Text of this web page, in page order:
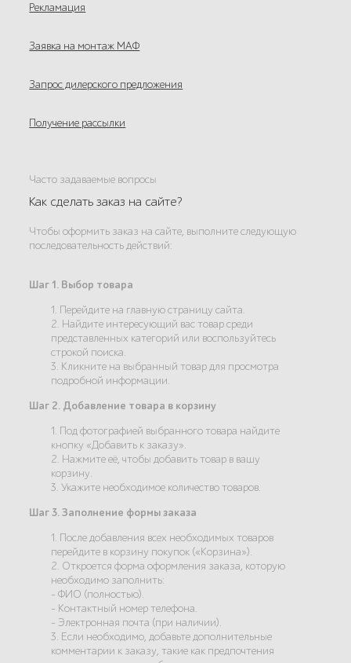
Рекламация
Заявка на монтаж МАФ
Запрос дилерского предложения
Получение рассылки
Часто задаваемые вопросы
Как сделать заказ на сайте?
Чтобы оформить заказ на сайте, выполните следующую
последовательность действий:
Шаг 1. Выбор товара
1. Перейдите на главную страницу сайта.
2. Найдите интересующий вас товар среди
представленных категорий или воспользуйтесь
строкой поиска.
3. Кликните на выбранный товар для просмотра
подробной информации.
Шаг 2. Добавление товара в корзину
1. Под фотографией выбранного товара найдите
кнопку «Добавить к заказу».
2. Нажмите её, чтобы добавить товар в вашу
корзину.
3. Укажите необходимое количество товаров.
Шаг 3. Заполнение формы заказа
1. После добавления всех необходимых товаров
перейдите в корзину покупок («Корзина»).
2. Откроется форма оформления заказа, которую
необходимо заполнить:
- ФИО (полностью).
- Контактный номер телефона.
- Электронная почта (при наличии).
3. Если необходимо, добавьте дополнительные
комментарии к заказу, такие как предпочтения